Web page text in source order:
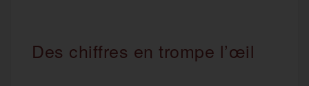
Des chiffres en trompe l’œil